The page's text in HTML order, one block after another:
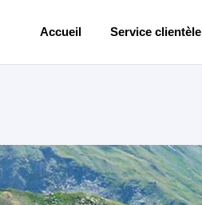
Accueil Service clientèle